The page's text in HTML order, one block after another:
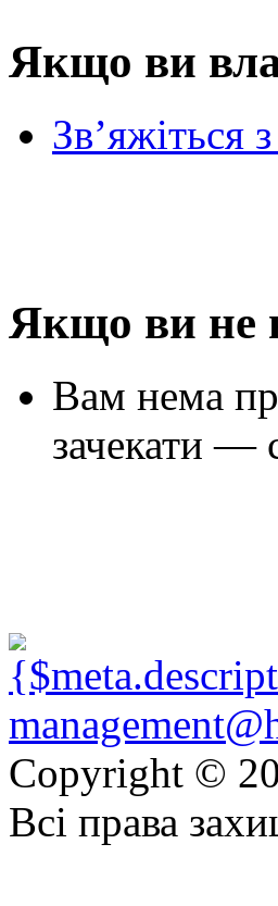
Якщо ви
Зв’яжіться
Якщо ви не
Вам нема
зачекати —
Copyright ©
Всі права